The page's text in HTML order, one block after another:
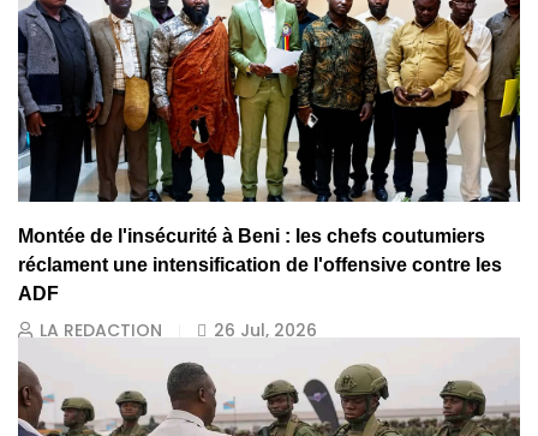
Montée de l'insécurité à Beni : les chefs coutumiers
réclament une intensification de l'offensive contre les
ADF
LA REDACTION 26 Jul, 2026